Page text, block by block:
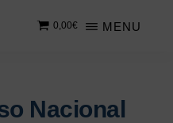
MENU
0,00€
Nacional